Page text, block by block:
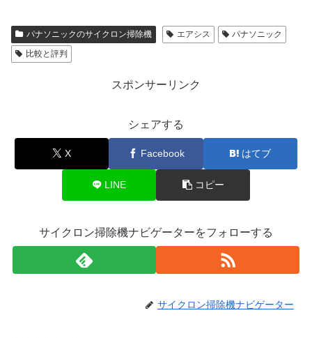
パナソニックのサイクロン掃除機 エアシス
パナソニック
比較と評判
スポンサーリンク
シェアする
X Facebook はてブ
LINE コピー
サイクロン掃除機ナビゲーターをフォローする
サイクロン掃除機ナビゲーター